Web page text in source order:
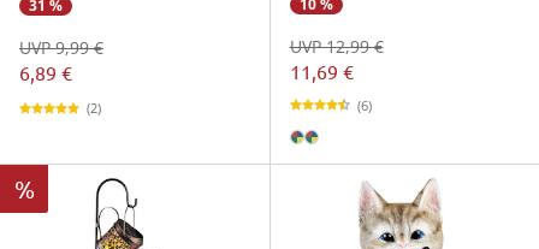
31 %
6,89 €
UVP 9,99 €
(2)
10 %
11,69 €
UVP 12,99 €
(6)
%